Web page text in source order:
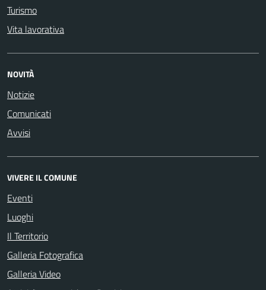
Turismo
Vita lavorativa
NOVITÀ
Notizie
Comunicati
Avvisi
VIVERE IL COMUNE
Eventi
Luoghi
Il Territorio
Galleria Fotografica
Galleria Video